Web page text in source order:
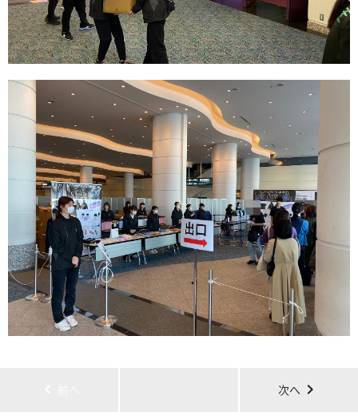
次へ chevron_right